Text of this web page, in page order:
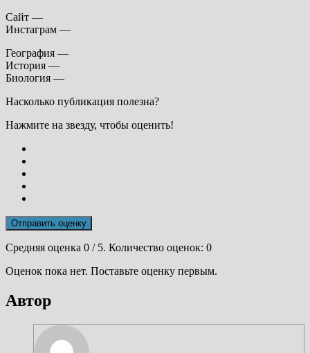
Сайт —
Инстаграм —
География —
История —
Биология —
Насколько публикация полезна?
Нажмите на звезду, чтобы оценить!
Отправить оценку
Средняя оценка 0 / 5. Количество оценок: 0
Оценок пока нет. Поставьте оценку первым.
Автор